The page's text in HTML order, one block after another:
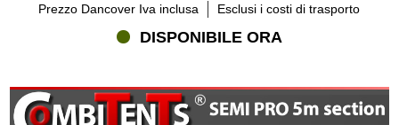
Prezzo Dancover Iva inclusa Esclusi i costi di trasporto
DISPONIBILE ORA